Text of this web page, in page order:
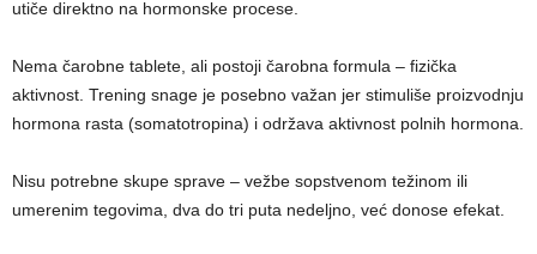
utiče direktno na hormonske procese.
Nema čarobne tablete, ali postoji čarobna formula – fizička
aktivnost. Trening snage je posebno važan jer stimuliše proizvodnju
hormona rasta (soma­totropina) i održava aktivnost polnih hormona.
Nisu potrebne skupe sprave – vežbe sopstvenom težinom ili
umerenim tegovima, dva do tri puta nedeljno, već donose efekat.